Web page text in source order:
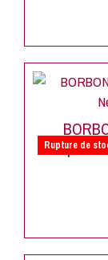
Rupture de